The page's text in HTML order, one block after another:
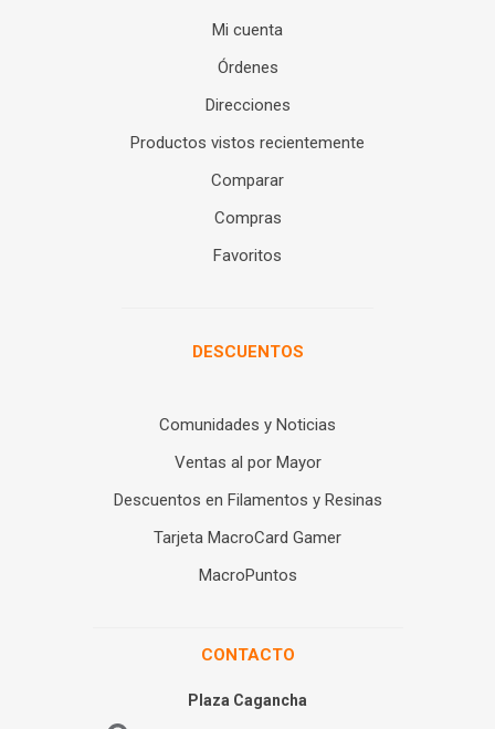
Mi cuenta
Órdenes
Direcciones
Productos vistos recientemente
Comparar
Compras
Favoritos
DESCUENTOS
Comunidades y Noticias
Ventas al por Mayor
Descuentos en Filamentos y Resinas
Tarjeta MacroCard Gamer
MacroPuntos
CONTACTO
Plaza Cagancha